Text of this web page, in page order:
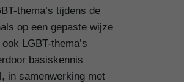
thema’s tijdens de
op een gepaste wijze
LGBT-thema’s
basiskennis
in samenwerking met